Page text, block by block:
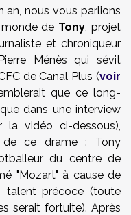
an, nous vous parlions
de Tony, projet
et chroniqueur
Ménès qui sévit
de Canal Plus (voir
que ce long-
dans une interview
vidéo ci-dessous),
de ce drame : Tony
du centre de
"Mozart" à cause de
talent précoce (toute
serait fortuite). Après